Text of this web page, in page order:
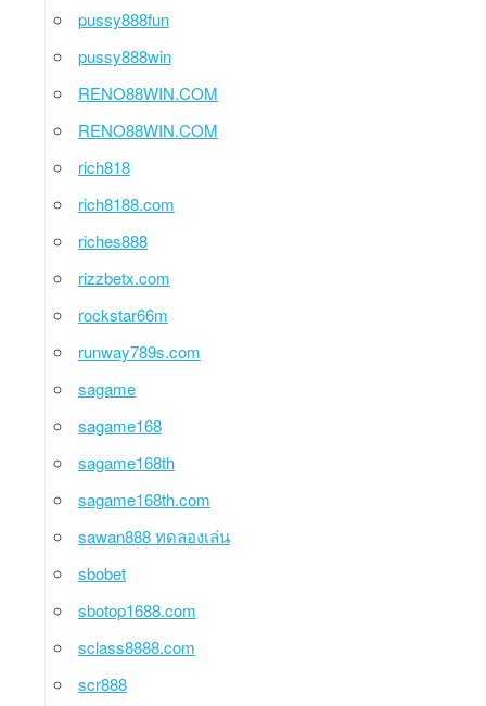
pussy888fun
pussy888win
RENO88WIN.COM
RENO88WIN.COM
rich818
rich8188.com
riches888
rizzbetx.com
rockstar66m
runway789s.com
sagame
sagame168
sagame168th
sagame168th.com
sawan888 ทดลองเล่น
sbobet
sbotop1688.com
sclass8888.com
scr888